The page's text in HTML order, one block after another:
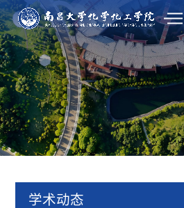
学术动态